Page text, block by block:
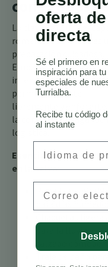
con
La clave para una
romántica perfecta es
preparación cuidadosa.
Empacar ligero pero
intencionalmente te
permite moverte
libremente y enfocarte
la conexión en lugar de
logística.
Esenciales para un
en la selva:
Ropa transpirable
para la lluvia y
calzado cómodo.
oferta
directa
Sé el primero en
inspiración para
especiales de
Turrialba.
Recibe tu código
al instante